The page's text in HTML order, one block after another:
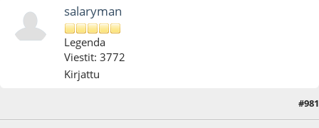
salaryman
Legenda
Viestit: 3772
Kirjattu
#981